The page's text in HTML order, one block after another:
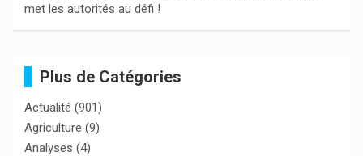
met les autorités au défi !
Plus de Catégories
Actualité (901)
Agriculture (9)
Analyses (4)